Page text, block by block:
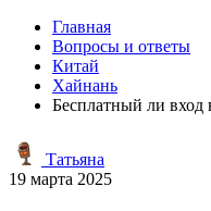
Главная
Вопросы и ответы
Китай
Хайнань
Бесплатный ли вход
Татьяна
19 марта 2025